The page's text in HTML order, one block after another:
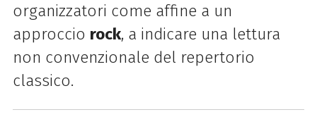
organizzatori come affine a un
approccio rock, a indicare una lettura
non convenzionale del repertorio
classico.